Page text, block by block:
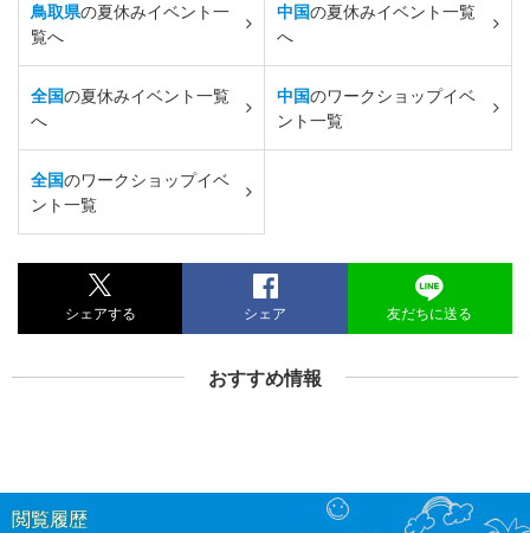
鳥取県の夏休みイベント一
覧へ
中国の夏休みイベント一覧
へ
全国の夏休みイベント一覧
へ
中国のワークショップイベ
ント一覧
全国のワークショップイベ
ント一覧
シェアする シェア 友だちに送る
おすすめ情報
閲覧履歴